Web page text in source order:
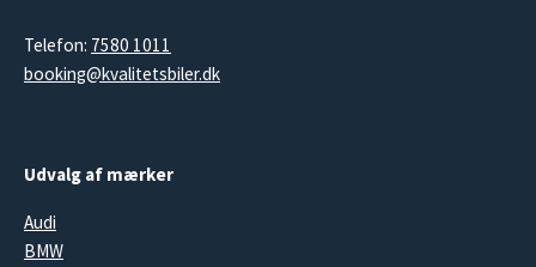
Telefon: 7580 1011
booking@kvalitetsbiler.dk
Udvalg af mærker
Audi
BMW